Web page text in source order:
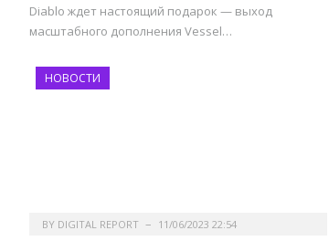
Diablo ждет настоящий подарок — выход
масштабного дополнения Vessel…
НОВОСТИ
BY DIGITAL REPORT 11/06/2023 22:54